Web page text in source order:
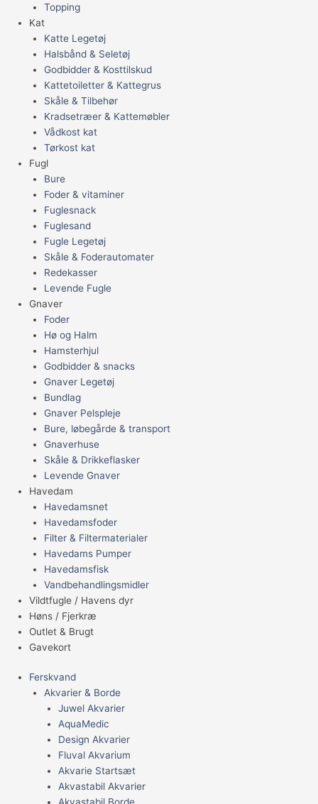
Topping
Kat
Katte Legetøj
Halsbånd & Seletøj
Godbidder & Kosttilskud
Kattetoiletter & Kattegrus
Skåle & Tilbehør
Kradsetræer & Kattemøbler
Vådkost kat
Tørkost kat
Fugl
Bure
Foder & vitaminer
Fuglesnack
Fuglesand
Fugle Legetøj
Skåle & Foderautomater
Redekasser
Levende Fugle
Gnaver
Foder
Hø og Halm
Hamsterhjul
Godbidder & snacks
Gnaver Legetøj
Bundlag
Gnaver Pelspleje
Bure, løbegårde & transport
Gnaverhuse
Skåle & Drikkeflasker
Levende Gnaver
Havedam
Havedamsnet
Havedamsfoder
Filter & Filtermaterialer
Havedams Pumper
Havedamsfisk
Vandbehandlingsmidler
Vildtfugle / Havens dyr
Høns / Fjerkræ
Outlet & Brugt
Gavekort
Ferskvand
Akvarier & Borde
Juwel Akvarier
AquaMedic
Design Akvarier
Fluval Akvarium
Akvarie Startsæt
Akvastabil Akvarier